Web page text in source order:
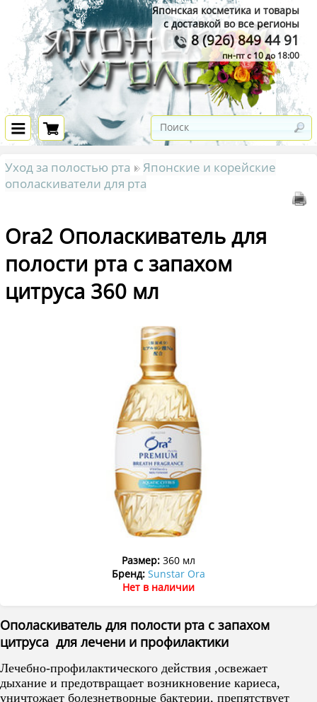
Японская косметика и товары
с доставкой во все регионы
8 (926) 849 44 91
пн-пт с 10 до 18:00
Уход за полостью рта
Японские и корейские
ополаскиватели для рта
Ora2 Ополаскиватель для
полости рта с запахом
цитруса 360 мл
Размер:360 мл
Бренд: Sunstar Ora
Нет в наличии
Ополаскиватель для полости рта с запахом
цитруса для лечени и профилактики
Лечебно-профилактического действия ,освежает
дыхание и предотвращает возникновение кариеса,
уничтожает болезнетворные бактерии, препятствует